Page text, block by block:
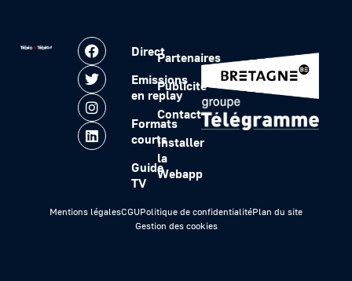
Direct
Emissions
en replay
Formats
courts
Guide
TV
Partenaires
Publicité
Contact
Installer
la
Webapp
Mentions légalesCGUPolitique de confidentialitéPlan du site
Gestion des cookies